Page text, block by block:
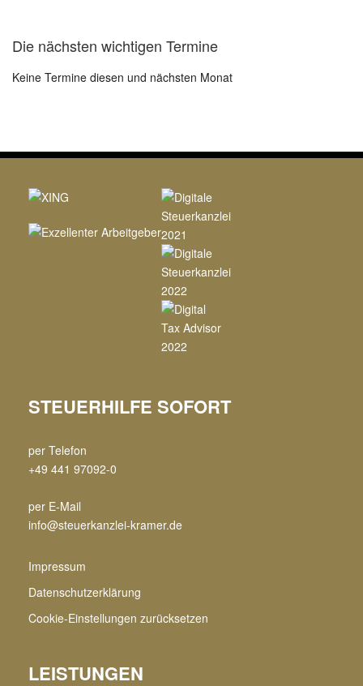
Die nächsten wichtigen Termine
Keine Termine diesen und nächsten Monat
STEUERHILFE SOFORT
per Telefon
+49 441 97092-0
per E-Mail
info@steuerkanzlei-kramer.de
Impressum
Datenschutzerklärung
Cookie-Einstellungen zurücksetzen
LEISTUNGEN